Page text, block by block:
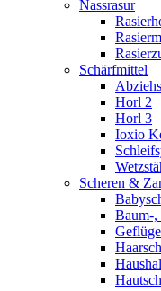
Nassrasur
Schärfmittel
Horl 2
Horl 3
Ioxio
Scheren &
Baum-,